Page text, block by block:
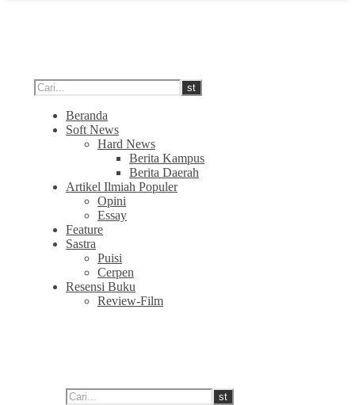
Beranda
Soft News
Hard News
Berita Kampus
Berita Daerah
Artikel Ilmiah Populer
Opini
Essay
Feature
Sastra
Puisi
Cerpen
Resensi Buku
Review-Film